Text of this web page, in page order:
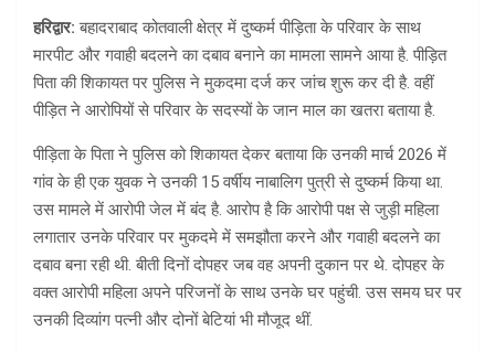
हरिद्वार: बहादराबाद कोतवाली क्षेत्र में दुष्कर्म पीड़िता के परिवार के साथ
मारपीट और गवाही बदलने का दबाव बनाने का मामला सामने आया है. पीड़ित
पिता की शिकायत पर पुलिस ने मुकदमा दर्ज कर जांच शुरू कर दी है. वहीं
पीड़ित ने आरोपियों से परिवार के सदस्यों के जान माल का खतरा बताया है.
पीड़िता के पिता ने पुलिस को शिकायत देकर बताया कि उनकी मार्च 2026 में
गांव के ही एक युवक ने उनकी 15 वर्षीय नाबालिग पुत्री से दुष्कर्म किया था.
उस मामले में आरोपी जेल में बंद है. आरोप है कि आरोपी पक्ष से जुड़ी महिला
लगातार उनके परिवार पर मुकदमे में समझौता करने और गवाही बदलने का
दबाव बना रही थी. बीती दिनों दोपहर जब वह अपनी दुकान पर थे. दोपहर के
वक्त आरोपी महिला अपने परिजनों के साथ उनके घर पहुंची. उस समय घर पर
उनकी दिव्यांग पत्नी और दोनों बेटियां भी मौजूद थीं.